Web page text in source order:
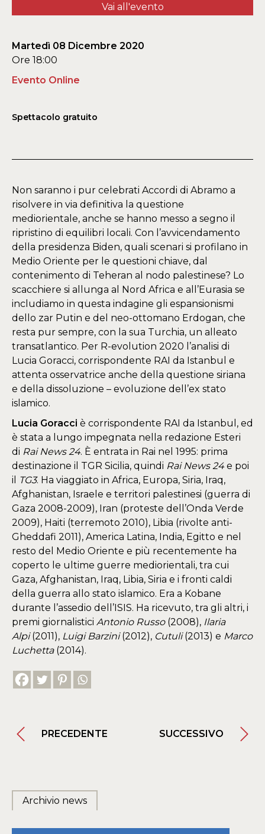
Vai all'evento
Martedì 08 Dicembre 2020
Ore 18:00
Evento Online
Spettacolo gratuito
Non saranno i pur celebrati Accordi di Abramo a
risolvere in via definitiva la questione
mediorientale, anche se hanno messo a segno il
ripristino di equilibri locali. Con l’avvicendamento
della presidenza Biden, quali scenari si profilano in
Medio Oriente per le questioni chiave, dal
contenimento di Teheran al nodo palestinese? Lo
scacchiere si allunga al Nord Africa e all’Eurasia se
includiamo in questa indagine gli espansionismi
dello zar Putin e del neo-ottomano Erdogan, che
resta pur sempre, con la sua Turchia, un alleato
transatlantico. Per R-evolution 2020 l’analisi di
Lucia Goracci, corrispondente RAI da Istanbul e
attenta osservatrice anche della questione siriana
e della dissoluzione – evoluzione dell’ex stato
islamico.
Lucia Goracci è corrispondente RAI da Istanbul, ed
è stata a lungo impegnata nella redazione Esteri
di Rai News 24. È entrata in Rai nel 1995: prima
destinazione il TGR Sicilia, quindi Rai News 24e poi
il
TG3. Ha viaggiato in Africa, Europa, Siria, Iraq,
Afghanistan, Israele e territori palestinesi (guerra di
Gaza 2008-2009), Iran (proteste dell’Onda Verde
2009), Haiti (terremoto 2010), Libia (rivolte anti-
Gheddafi 2011), America Latina, India, Egitto e nel
resto del Medio Oriente e più recentemente ha
coperto le ultime guerre mediorientali, tra cui
Gaza, Afghanistan, Iraq, Libia, Siria e i fronti caldi
della guerra allo stato islamico. Era a Kobane
durante l’assedio dell’ISIS. Ha ricevuto, tra gli altri, i
premi giornalistici Antonio Russo (2008), Ilaria
Alpi(2011), Luigi Barzini(2012), Cutuli(2013) e Marco
Luchetta(2014).
PRECEDENTE SUCCESSIVO
Archivio news